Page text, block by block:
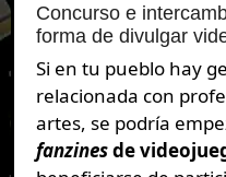
Concurso e
forma de divulgar
Si en tu pueblo hay
relacionada con
artes, se podría
fanzinesde